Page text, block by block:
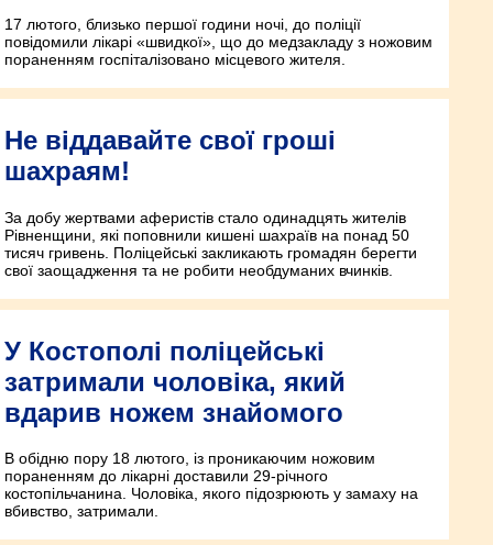
17 лютого, близько першої години ночі, до поліції
повідомили лікарі «швидкої», що до медзакладу з ножовим
пораненням госпіталізовано місцевого жителя.
Не віддавайте свої гроші
шахраям!
За добу жертвами аферистів стало одинадцять жителів
Рівненщини, які поповнили кишені шахраїв на понад 50
тисяч гривень. Поліцейські закликають громадян берегти
свої заощадження та не робити необдуманих вчинків.
У Костополі поліцейські
затримали чоловіка, який
вдарив ножем знайомого
В обідню пору 18 лютого, із проникаючим ножовим
пораненням до лікарні доставили 29-річного
костопільчанина. Чоловіка, якого підозрюють у замаху на
вбивство, затримали.